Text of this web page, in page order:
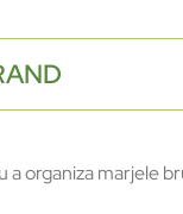
a organiza marjele